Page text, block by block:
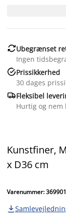
Ubegrænset
Ingen
Prissikkerhed
30 dages
Fleksibel
Hurtig og nem
Kunstfiner,
x D36 cm
Varenummer:
